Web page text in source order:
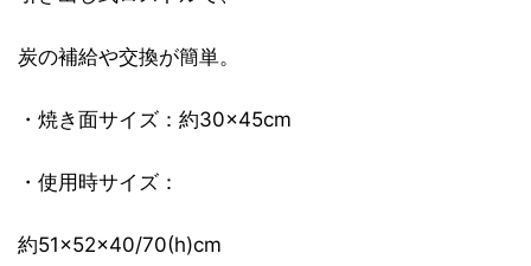
炭の補給や交換が簡単。
・焼き面サイズ：約30×45cm
・使用時サイズ：
約51×52×40/70(h)cm